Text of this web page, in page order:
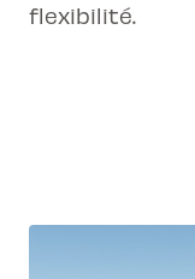
flexibilité.